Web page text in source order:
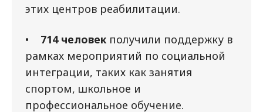
этих центров реабилитации.
• 714 человек получили поддержку в
рамках мероприятий по социальной
интеграции, таких как занятия
спортом, школьное и
профессиональное обучение.